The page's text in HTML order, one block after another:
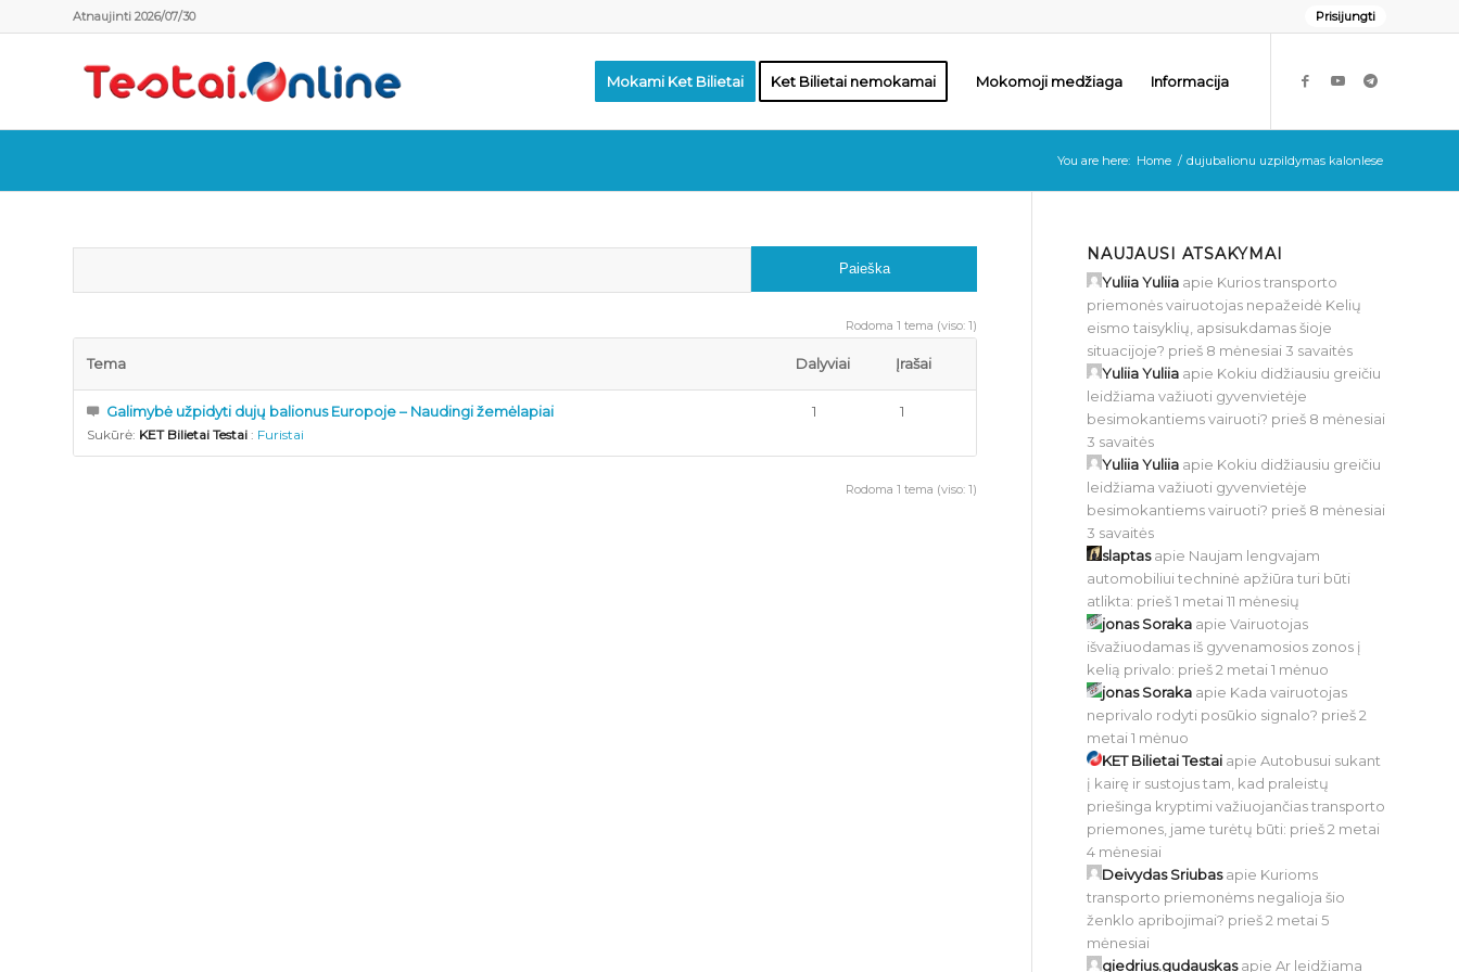
Prisijungti
Atnaujinti 2026/07/30
Mokami Ket Bilietai Ket Bilietai nemokamai Mokomoji medžiaga Informacija
You are here: Home / dujubalionu uzpildymas kalonlese
Rodoma 1 tema (viso: 1)
Tema Dalyviai Įrašai
Galimybė užpidyti dujų balionus Europoje – Naudingi žemėlapiai
Sukūrė: KET Bilietai Testai : Furistai
1 1
Rodoma 1 tema (viso: 1)
NAUJAUSI ATSAKYMAI
Yuliia Yuliia apie Kurios transporto
priemonės vairuotojas nepažeidė Kelių
eismo taisyklių, apsisukdamas šioje
situacijoje? prieš 8 mėnesiai 3 savaitės
Yuliia Yuliia apie Kokiu didžiausiu greičiu
leidžiama važiuoti gyvenvietėje
besimokantiems vairuoti? prieš 8 mėnesiai
3 savaitės
Yuliia Yuliia apie Kokiu didžiausiu greičiu
leidžiama važiuoti gyvenvietėje
besimokantiems vairuoti? prieš 8 mėnesiai
3 savaitės
slaptasapie Naujam lengvajam
automobiliui techninė apžiūra turi būti
atlikta: prieš 1 metai 11 mėnesių
jonas Soraka apieVairuotojas
išvažiuodamas iš gyvenamosios zonos į
kelią privalo: prieš 2 metai 1 mėnuo
jonas Soraka apie Kada vairuotojas
neprivalo rodyti posūkio signalo? prieš 2
metai 1 mėnuo
KET Bilietai Testai apieAutobusui sukant
į kairę ir sustojus tam, kad praleistų
priešinga kryptimi važiuojančias transporto
priemones, jame turėtų būti: prieš 2 metai
4 mėnesiai
Deivydas Sriubasapie Kurioms
transporto priemonėms negalioja šio
ženklo apribojimai? prieš 2 metai 5
mėnesiai
giedrius.gudauskasapieAr leidžiama